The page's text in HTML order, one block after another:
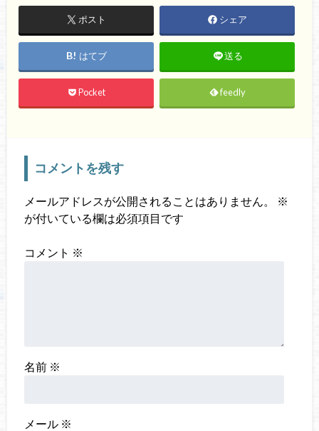
ポスト シェア
はてブ 送る
Pocket feedly
コメントを残す
メールアドレスが公開されることはありません。
※
が付いている欄は必須項目です
コメント ※
名前 ※
メール ※